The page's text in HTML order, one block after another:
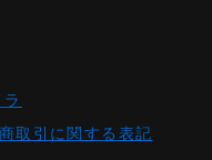
取引に関する表記